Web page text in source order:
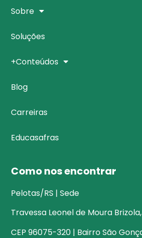
Sobre
Soluções
+Conteúdos
Blog
Carreiras
Educasafras
Como nos encontrar
Pelotas/RS | Sede
Travessa Leonel de Moura
CEP 96075-320 | Bairro São